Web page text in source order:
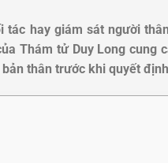
tác hay giám sát người
Thám tử Duy Long cung
thân trước khi quyết